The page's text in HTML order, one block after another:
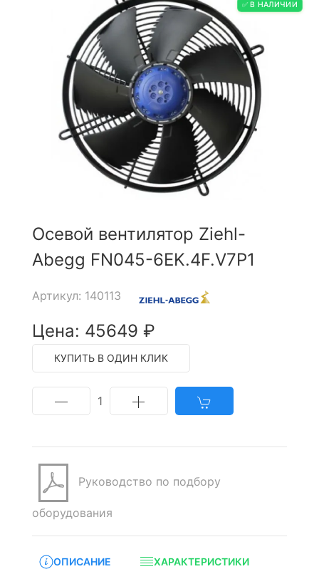
✅ В НАЛИЧИИ
Осевой вентилятор Ziehl-
Abegg FN045-6EK.4F.V7P1
Артикул: 140113
Цена: 45649 ₽
КУПИТЬ В ОДИН КЛИК
1
Руководство по подбору
оборудования
ОПИСАНИЕ
ХАРАКТЕРИСТИКИ